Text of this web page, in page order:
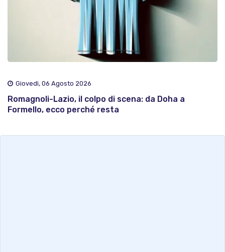
Giovedì, 06 Agosto 2026
Romagnoli-Lazio, il colpo di scena: da Doha a
Formello, ecco perché resta